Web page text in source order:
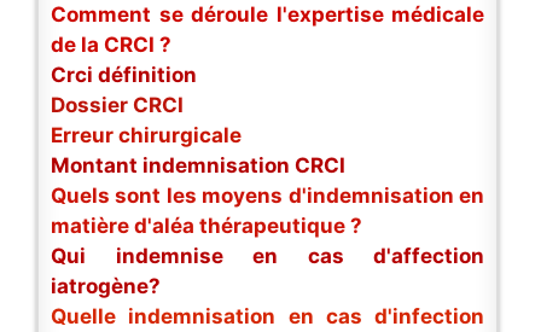
Comment se déroule l'expertise médicale
de la CRCI ?
Crci définition
Dossier CRCI
Erreur chirurgicale
Montant indemnisation CRCI
Quels sont les moyens d'indemnisation en
matière d'aléa thérapeutique ?
Qui indemnise en cas d'affection
iatrogène?
Quelle indemnisation en cas d'infection